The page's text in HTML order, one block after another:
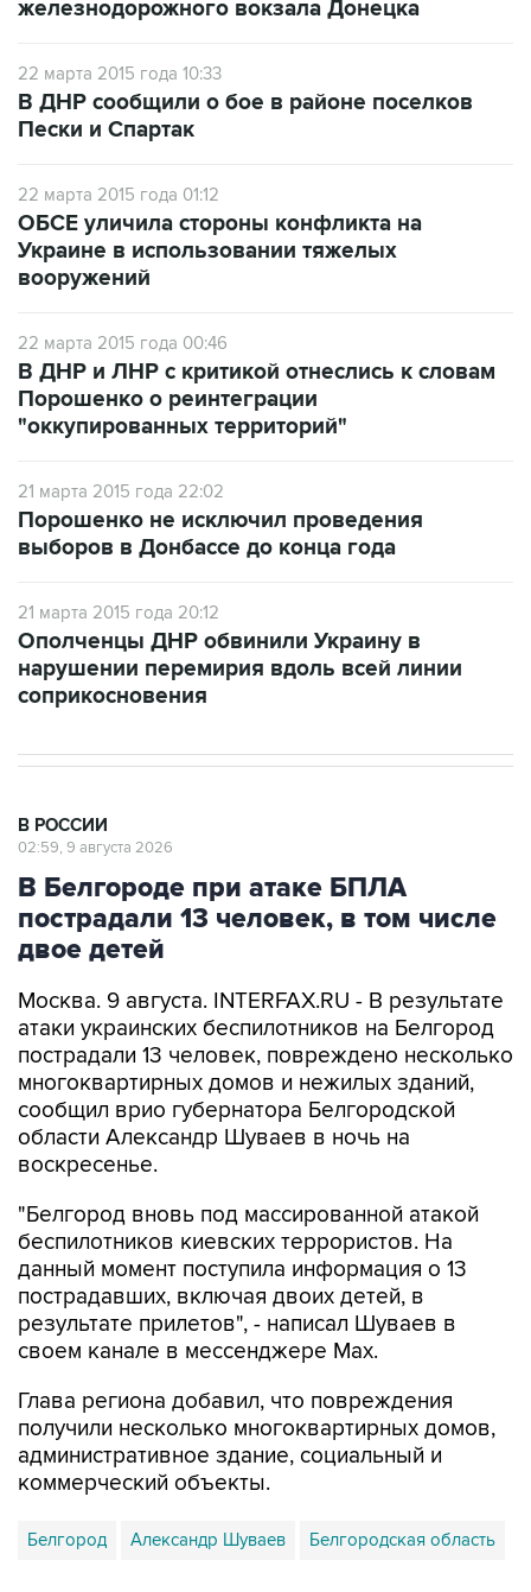
22 марта 2015 года 10:33
Пески и Спартак
22 марта 2015 года 01:12
Украине в использовании тяжелых
вооружений
22 марта 2015 года 00:46
Порошенко о реинтеграции
"оккупированных территорий"
21 марта 2015 года 22:02
выборов в Донбассе до конца года
21 марта 2015 года 20:12
нарушении перемирия вдоль всей линии
соприкосновения
В Белгороде при атаке БПЛА
пострадали 13 человек, в том числе
двое детей
Москва. 9 августа. INTERFAX.RU - В результате
пострадали 13 человек, повреждено несколько
многоквартирных домов и нежилых зданий,
сообщил врио губернатора Белгородской
области Александр Шуваев в ночь на
воскресенье.
"Белгород вновь под массированной атакой
данный момент поступила информация о 13
пострадавших, включая двоих детей, в
результате прилетов", - написал Шуваев в
своем канале в мессенджере Max.
Глава региона добавил, что повреждения
административное здание, социальный и
коммерческий объекты.
Белгород Александр Шуваев